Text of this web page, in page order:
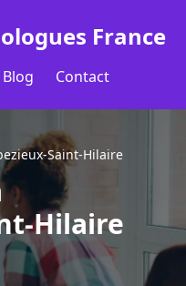
France
Blog Contact
Saint-Hilaire
Hilaire